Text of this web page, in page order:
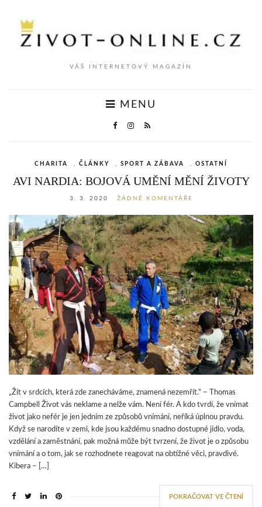
VÁŠ INTERNETOVÝ MAGAZÍN
MENU
CHARITA ČLÁNKY SPORT A ZÁBAVA OSTATNÍ
AVI NARDIA: BOJOVÁ UMĚNÍ MĚNÍ ŽIVOTY
3. 3. 2020 ŽÁDNÉ KOMENTÁŘE
„Žít v srdcích, která zde zanecháváme, znamená nezemřít.“ – Thomas
Campbell Život vás neklame a nelže vám. Není fér. A kdo tvrdí, že vnímat
život jako nefér je jen jedním ze způsobů vnímání, neříká úplnou pravdu.
Když se narodíte v zemi, kde jsou každému snadno dostupné jídlo, voda,
vzdělání a zaměstnání, pak možná může být tvrzení, že život je o způsobu
vnímání a o tom, jak se rozhodnete reagovat na obtížné věci, pravdivé.
Kibera – […]
POKRAČOVAT VE ČTENÍ